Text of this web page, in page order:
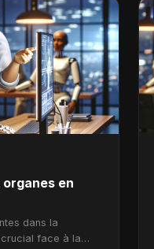
en
dans la
face à la